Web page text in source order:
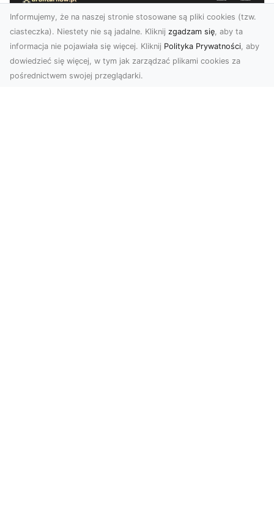
Informujemy, że na naszej stronie stosowane są pliki cookies (tzw.
ciasteczka). Niestety nie są jadalne. Kliknij zgadzam się, aby ta
informacja nie pojawiała się więcej. Kliknij Polityka Prywatności, aby
dowiedzieć się więcej, w tym jak zarządzać plikami cookies za
pośrednictwem swojej przeglądarki.